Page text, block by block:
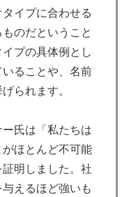
イプに合わせる
のだということ
プの具体例とし
ることや、名前
られます。
氏は「私たちは
ほとんど不可能
明しました。社
えるほど強いも